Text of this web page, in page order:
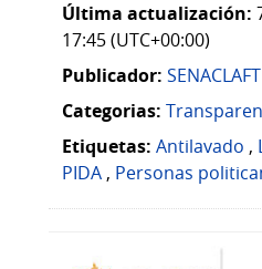
Última actualización:
17:45 (UTC+00:00)
Publicador: SENACLAFT
Categorias:
Etiquetas: Antilavado ,
PIDA , Personas